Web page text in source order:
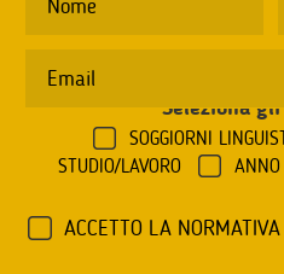
Seleziona
SOGGIORNI
STUDIO/LAVORO
ANNO
ACCETTO LA